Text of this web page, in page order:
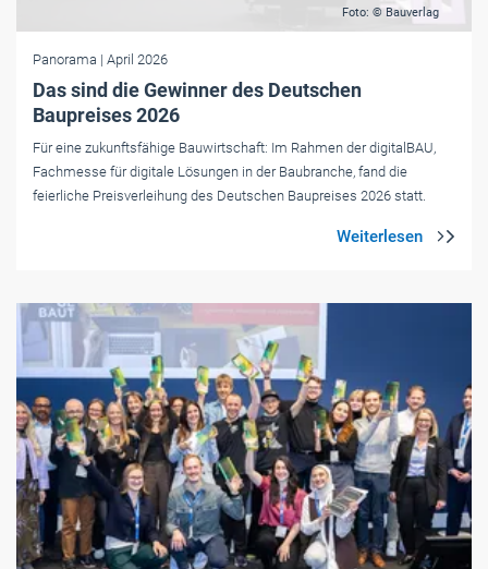
Foto: © Bauverlag
Panorama | April 2026
Das sind die Gewinner des Deutschen
Baupreises 2026
Für eine zukunftsfähige Bauwirtschaft: Im Rahmen der digitalBAU,
Fachmesse für digitale Lösungen in der Baubranche, fand die
feierliche Preisverleihung des Deutschen Baupreises 2026 statt.